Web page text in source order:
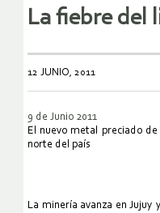
La fiebre del
12 JUNIO, 2011
9 de Junio 2011
El nuevo metal preciado
norte del país
La minería avanza en